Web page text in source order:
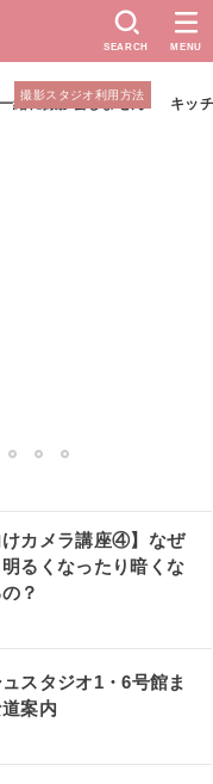
SEARCH MENU
撮影スタジオ利用方法
緒に撮影会しません
キッ
けカメラ講座④】なぜ
明るくなったり暗くな
？
スタジオ1・6号館ま
案内